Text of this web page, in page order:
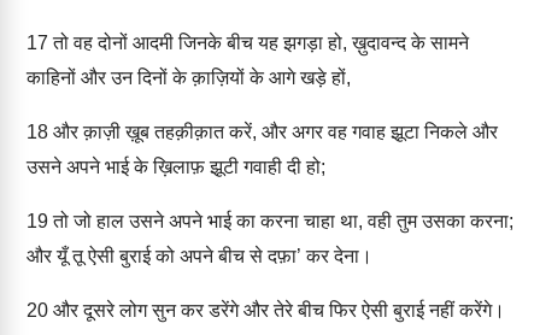
17 तो वह दोनों आदमी जिनके बीच यह झगड़ा हो, ख़ुदावन्द के सामने
काहिनों और उन दिनों के क़ाज़ियों के आगे खड़े हों,
18 और क़ाज़ी ख़ूब तहक़ीक़ात करें, और अगर वह गवाह झूटा निकले और
उसने अपने भाई के ख़िलाफ़ झूटी गवाही दी हो;
19तो जो हाल उसने अपने भाई का करना चाहा था, वही तुम उसका करना;
और यूँ तू ऐसी बुराई को अपने बीच से दफ़ा’ कर देना।
20 और दूसरे लोग सुन कर डरेंगे और तेरे बीच फिर ऐसी बुराई नहीं करेंगे।